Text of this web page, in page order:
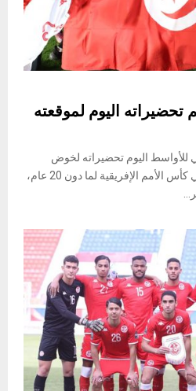
اليوم لموقعته
للأواسط اليوم تحضيراته لخوض
المباراة الأخيرة هذا الموسم في كأس الأمم الإفريقية لما دون 20 عام،